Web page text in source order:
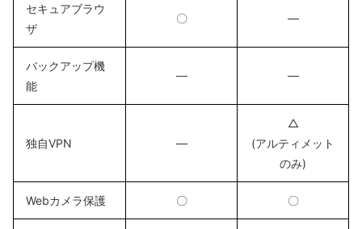
セキュアブラウ
ザ
〇 ―
バックアップ機
能
― ―
独自VPN ―
△
(アルティメット
のみ)
Webカメラ保護 〇 〇